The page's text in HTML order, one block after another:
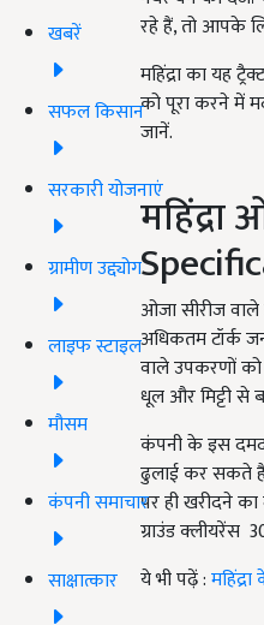
खबरें
सफल किसान
सरकारी योजनाएं
ग्रामीण उद्द्योग
लाइफ स्टाइल
मौसम
कंपनी समाचार
साक्षात्कार
रहे हैं, तो आपके
महिंद्रा का यह
को पूरा करने में
जानें.
ओजा सीरीज
अधिकतम टॉर्क
वाले उपकरणों
धूल और मिट्टी से
कंपनी के इस
ढुलाई कर सकते
पर ही खरीदने
ग्राउंड क्लीयरेंस
ये भी पढ़ें :